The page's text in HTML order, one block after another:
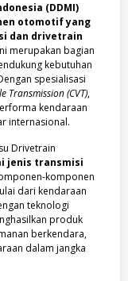
(DDMI)
otomotif yang
dan drivetrain
merupakan bagian
kebutuhan
spesialisasi
Transmission (CVT),
kendaraan
internasional.
Drivetrain
jenis transmisi
komponen
dari kendaraan
teknologi
produk
berkendara,
dalam jangka